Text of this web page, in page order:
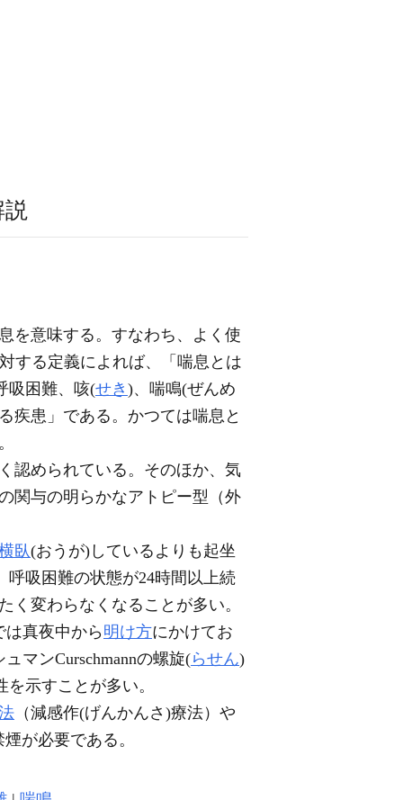
を意味する。すなわち、よく使
する定義によれば、「喘息とは
吸困難、咳(せき )、喘鳴(ぜんめ
疾患」である。かつては喘息と
認められている。そのほか、気
関与の明らかなアトピー型（外
臥(おうが)しているよりも起坐
吸困難の状態が24時間以上続
く変わらなくなることが多い。
真夜中から 明け方にかけてお
マンCurschmannの螺旋(らせん)
示すことが多い。
（減感作(げんかんさ)療法）や
が必要である。